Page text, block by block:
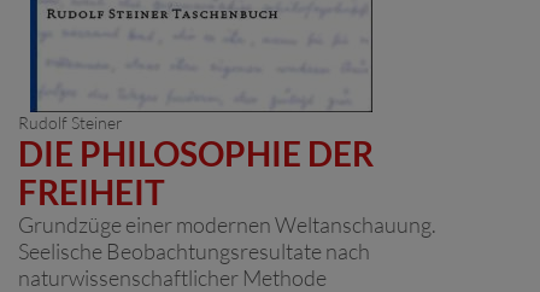
Rudolf Steiner
DIE PHILOSOPHIE DER
FREIHEIT
Grundzüge einer modernen Weltanschauung.
Seelische Beobachtungsresultate nach
naturwissenschaftlicher Methode